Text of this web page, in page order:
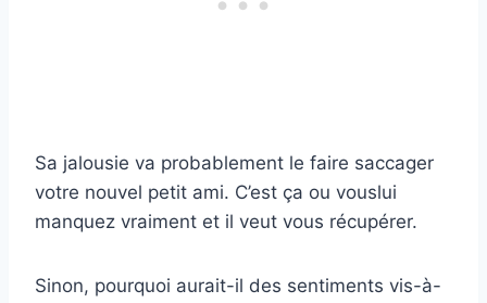
Sa jalousie va probablement le faire saccager
votre nouvel petit ami. C’est ça ou vouslui
manquez vraiment et il veut vous récupérer.
Sinon, pourquoi aurait-il des sentiments vis-à-